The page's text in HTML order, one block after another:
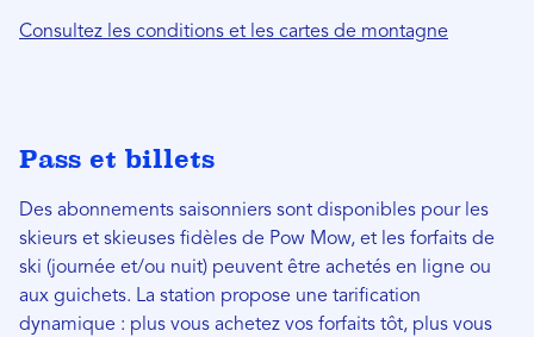
Consultez les conditions et les cartes de montagne
Pass et billets
Des abonnements saisonniers sont disponibles pour les
skieurs et skieuses fidèles de Pow Mow, et les forfaits de
ski (journée et/ou nuit) peuvent être achetés en ligne ou
aux guichets. La station propose une tarification
dynamique : plus vous achetez vos forfaits tôt, plus vous